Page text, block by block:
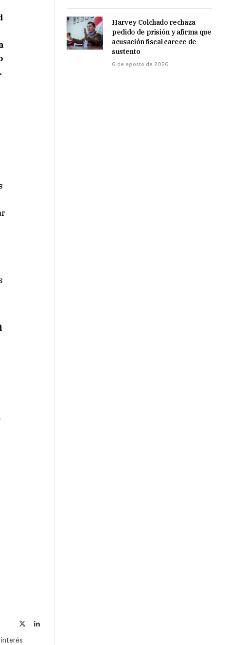
LinkedIn
Harvey Colchado rechaza
pedido de prisión y afirma que
acusación fiscal carece de
sustento
6 de agosto de 2026